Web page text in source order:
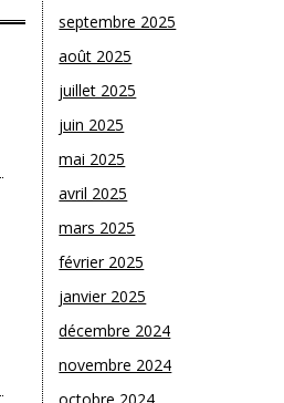
septembre 2025
août 2025
juillet 2025
juin 2025
mai 2025
avril 2025
mars 2025
février 2025
janvier 2025
décembre 2024
novembre 2024